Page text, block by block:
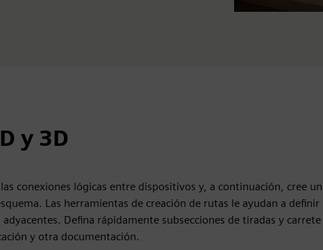
y 3D
conexiones lógicas entre dispositivos y, a continuación, cree
Las herramientas de creación de rutas le ayudan a
Defina rápidamente subsecciones de tiradas y
y otra documentación.